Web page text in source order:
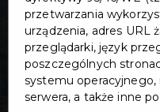
przetwarzania
urządzenia, adres URL
przeglądarki, język
poszczególnych
systemu operacyjnego,
serwera, a także inne